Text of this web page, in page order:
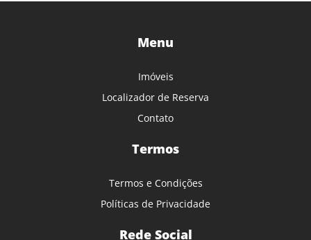
Menu
Imóveis
Localizador de Reserva
Contato
Termos
Termos e Condições
Políticas de Privacidade
Rede Social